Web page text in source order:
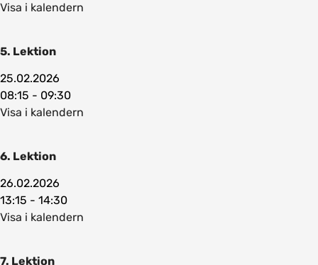
Visa i kalendern
5. Lektion
25.02.2026
08:15 - 09:30
Visa i kalendern
6. Lektion
26.02.2026
13:15 - 14:30
Visa i kalendern
7. Lektion